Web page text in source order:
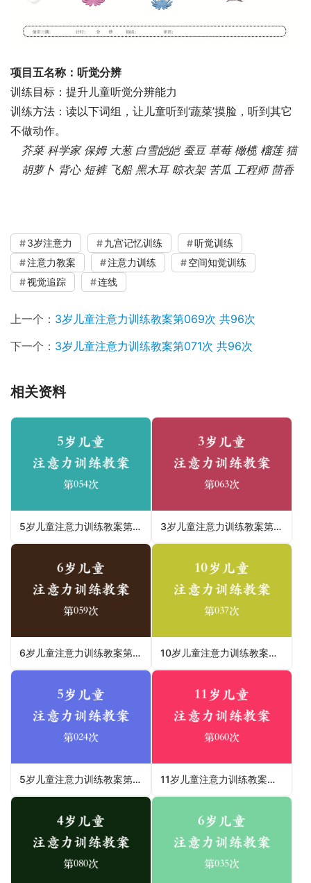
项目五名称：听觉分辨
训练目标：提升儿童听觉分辨能力
训练方法：读以下词组，让儿童听到‘蔬菜’摸脸，听到其它
不做动作。
芥菜 科学家 保姆 大葱 白雪皑皑 蚕豆 草莓 橄榄 榴莲 猫
胡萝卜 背心 短裤 飞船 黑木耳 晾衣架 苦瓜 工程师 茴香
3岁注意力 九宫记忆训练
听觉训练
注意力教案
注意力训练
空间知觉训练
视觉追踪
连线
上一个： 3岁儿童注意力训练教案第069次 共96次
下一个： 3岁儿童注意力训练教案第071次 共96次
相关资料
5岁儿童注意力训练教案第054次 共96次 3岁儿童注意力训练教案第063次 共96次
6岁儿童注意力训练教案第059次 共96次 10岁儿童注意力训练教案第037次 共96次
5岁儿童注意力训练教案第024次 共96次 11岁儿童注意力训练教案第060次 共96次